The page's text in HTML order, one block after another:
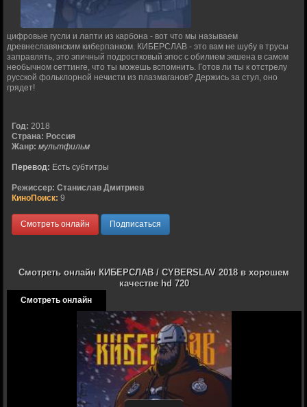
цифровые гусли и лапти из карбона - вот что мы называем
древнеславянским киберпанком. КИБЕРСЛАВ - это вам не шубу в трусы
заправлять, это эпичный подростковый эпос с обилием экшена в самом
необычном сеттинге, что ты можешь вспомнить. Готов ли ты к отстрелу
русской фольклорной нечисти из плазмаганов? Держись за стул, оно
грядет!
Год: 2018
Страна: Россия
Жанр: мультфильм
Перевод: Есть субтитры
Режиссер: Станислав Дмитриев
КиноПоиск: 9
Смотреть онлайн Подписаться
Смотреть онлайн КИБЕРСЛАВ / CYBERSLAV 2018 в хорошем
качестве hd 720
Смотреть онлайн